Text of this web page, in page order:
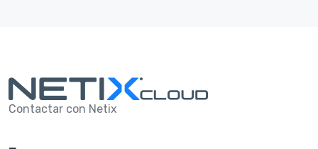
Contactar con Netix